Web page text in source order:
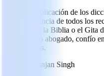
¡La aplicación de los
referencia de todos los
como la Biblia o el Gita
Como abogado, confío
juicios.
Rajat Ranjan Singh